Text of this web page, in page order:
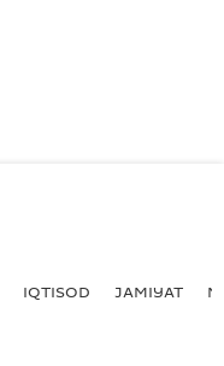
IQTISOD JAMIYAT